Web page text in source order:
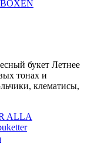
букет Летнее
тонах и
клематисы,
ALLA